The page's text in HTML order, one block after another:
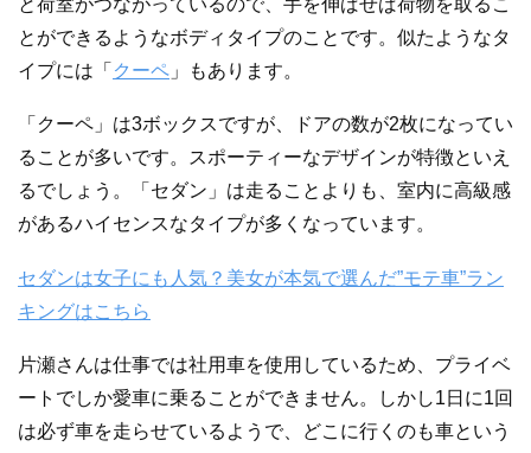
とができるようなボディタイプのことです。似たようなタ
イプには「 クーペ 」もあります。
「クーペ」は3ボックスですが、ドアの数が2枚になってい
ることが多いです。スポーティーなデザインが特徴といえ
るでしょう。「セダン」は走ることよりも、室内に高級感
があるハイセンスなタイプが多くなっています。
セダンは女子にも人気？美女が本気で選んだ”モテ車”ラン
キングはこちら
片瀬さんは仕事では社用車を使用しているため、プライベ
ートでしか愛車に乗ることができません。しかし1日に1回
は必ず車を走らせているようで、どこに行くのも車という